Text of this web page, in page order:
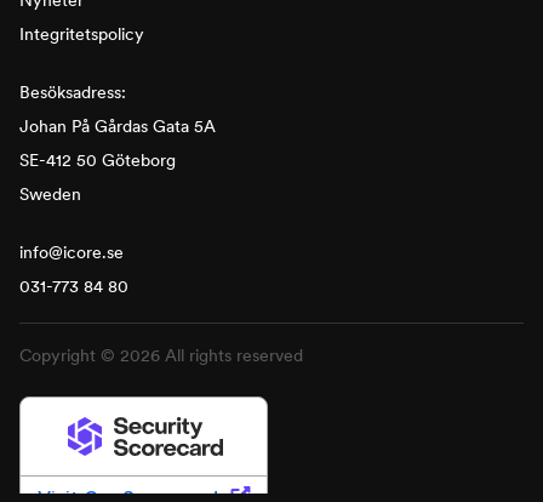
Integritetspolicy
Besöksadress:
Johan På Gårdas Gata 5A
SE-412 50 Göteborg
Sweden
info@icore.se
031-773 84 80
Copyright © 2026 All rights reserved